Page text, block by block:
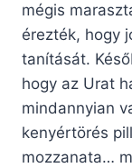
mégis
érezték, hogy
tanítását.
hogy az Urat
mindannyian
kenyértörés
mozzanata…